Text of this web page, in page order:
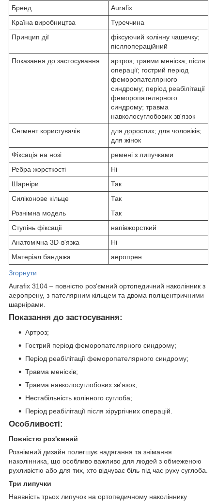
Бренд
Aurafix
Країна виробництва
Туреччина
Принцип дії
фіксуючий колінну чашечку;
післяопераційний
Показання до застосування
артроз; травми меніска; після
операції; гострий період
феморопателярного
синдрому; період реабілітації
феморопателярного
синдрому; травма
навколосуглобових зв'язок
Сегмент користувачів
для дорослих; для чоловіків;
для жінок
Фіксація на нозі
ремені з липучками
Ребра жорсткості
Ні
Шарніри
Так
Силіконове кільце
Так
Рознімна модель
Так
Ступінь фіксації
напівжорсткий
Анатомічна 3D-в'язка
Ні
Матеріал бандажа
аеропрен
Згорнути
Aurafix 3104 – повністю роз'ємний ортопедичний наколінник з
аеропрену, з пателярним кільцем та двома поліцентричними
шарнірами.
Показання до застосування:
Артроз;
Гострий період феморопателярного синдрому;
Період реабілітації феморопателярного синдрому;
Травма менісків;
Травма навколосуглобових зв'язок;
Нестабільність колінного суглоба;
Період реабілітації після хірургічних операцій.
Особливості:
Повністю роз'ємний
Рознімний дизайн полегшує надягання та знімання
наколінника, що особливо важливо для людей з обмеженою
рухливістю або для тих, хто відчуває біль під час руху суглоба.
Три липучки
Наявність трьох липучок на ортопедичному наколіннику